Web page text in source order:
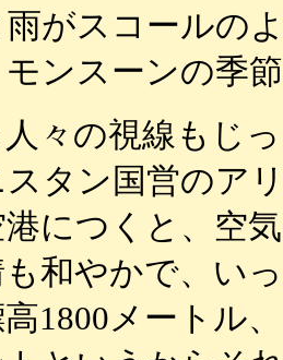
がスコールの
モンスーンの季
々の視線もじ
スタン国営のア
につくと、空
和やかで、い
1800メートル